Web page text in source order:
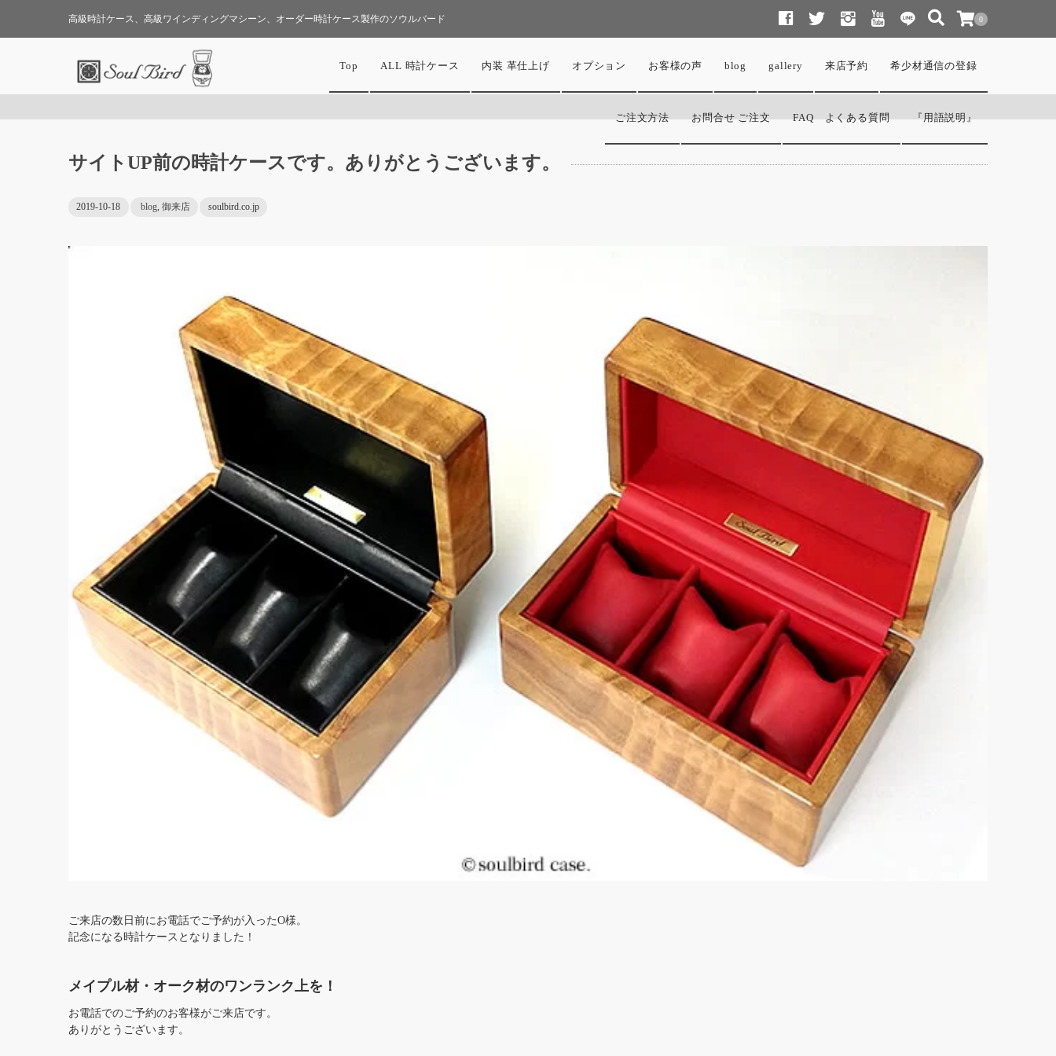
0
Top ALL 時計ケース 内装 革仕上げ オプション お客様の声 blog gallery 来店予約 希少材通信の登録
ご注文方法 お問合せ ご注文 FAQ よくある質問 『用語説明』
高級時計ケース、高級ワインディングマシーン、オーダー時計ケース製作のソウルバード
サイトUP前の時計ケースです。ありがとうございます。
2019-10-18 blog, 御来店 soulbird.co.jp
ご来店の数日前にお電話でご予約が入ったO様。
記念になる時計ケースとなりました！
メイプル材・オーク材のワンランク上を！
お電話でのご予約のお客様がご来店です。
ありがとうございます。